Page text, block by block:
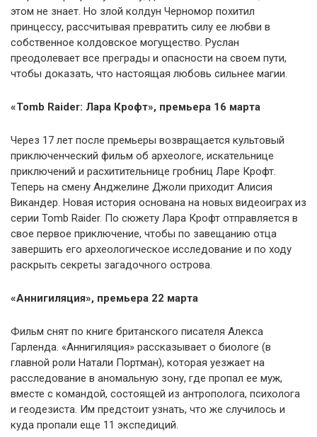
этом не знает. Но злой колдун Черномор похитил
принцессу, рассчитывая превратить силу ее любви в
собственное колдовское могущество. Руслан
преодолевает все преграды и опасности на своем пути,
чтобы доказать, что настоящая любовь сильнее магии.
«Tomb Raider: Лара Крофт», премьера 16 марта
Через 17 лет после премьеры возвращается культовый
приключенческий фильм об археологе, искательнице
приключений и расхитительнице гробниц Ларе Крофт.
Теперь на смену Анджелине Джоли приходит Алисия
Викандер. Новая история основана на новых видеоиграх из
серии Tomb Raider. По сюжету Лара Крофт отправляется в
свое первое приключение, чтобы по завещанию отца
завершить его археологическое исследование и по ходу
раскрыть секреты загадочного острова.
«Аннигиляция», премьера 22 марта
Фильм снят по книге британского писателя Алекса
Гарленда. «Аннигиляция» рассказывает о биологе (в
главной роли Натали Портман), которая уезжает на
расследование в аномальную зону, где пропал ее муж,
вместе с командой, состоящей из антрополога, психолога
и геодезиста. Им предстоит узнать, что же случилось и
куда пропали еще 11 экспедиций.